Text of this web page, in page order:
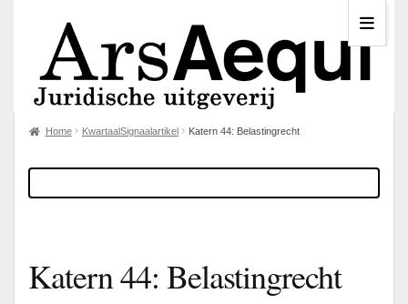
Home KwartaalSignaalartikel Katern 44: Belastingrecht
Katern 44: Belastingrecht